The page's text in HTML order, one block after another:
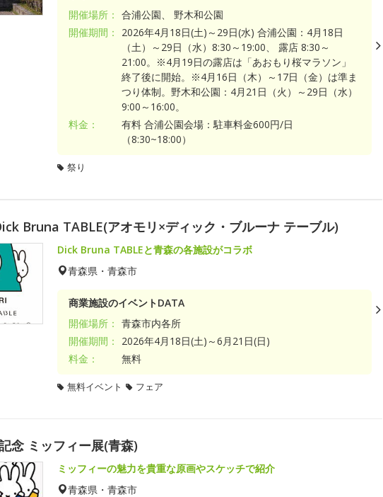
開催場所： 合浦公園、 野木和公園
開催期間：
2026年4月18日(土)～29日(水) 合浦公園：4月18日
（土）～29日（水）8:30～19:00、 露店 8:30～
21:00。※4月19日の露店は「あおもり桜マラソン」
終了後に開始。※4月16日（木）～17日（金）は準ま
つり体制。野木和公園：4月21日（火）～29日（水）
9:00～16:00。
料金：
有料 合浦公園会場：駐車料金600円/日
（8:30~18:00）
祭り
Bruna TABLE(アオモリ×ディック・ブルーナ テーブル)
Dick Bruna TABLEと青森の各施設がコラボ
青森県・青森市
商業施設のイベントDATA
開催場所： 青森市内各所
開催期間：
2026年4月18日(土)～6月21日(日)
料金：
無料
無料イベント フェア
念 ミッフィー展(青森)
ミッフィーの魅力を貴重な原画やスケッチで紹介
青森県・青森市